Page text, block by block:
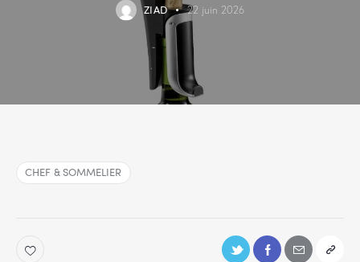
ZIAD 22 juin 2026
CHEF & SOMMELIER